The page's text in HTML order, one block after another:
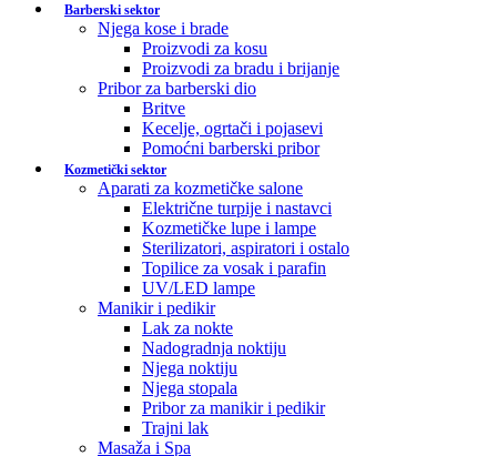
Barberski sektor
Njega kose i brade
Proizvodi za kosu
Proizvodi za bradu i brijanje
Pribor za barberski dio
Britve
Kecelje, ogrtači i pojasevi
Pomoćni barberski pribor
Kozmetički sektor
Aparati za kozmetičke salone
Električne turpije i nastavci
Kozmetičke lupe i lampe
Sterilizatori, aspiratori i ostalo
Topilice za vosak i parafin
UV/LED lampe
Manikir i pedikir
Lak za nokte
Nadogradnja noktiju
Njega noktiju
Njega stopala
Pribor za manikir i pedikir
Trajni lak
Masaža i Spa